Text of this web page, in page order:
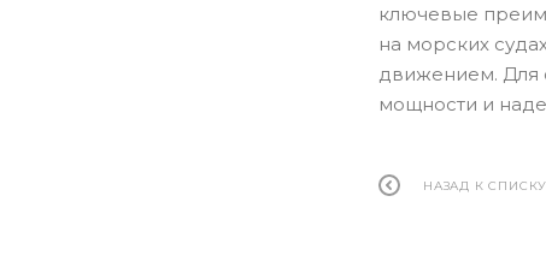
ключевые
на морских
движением. Для
мощности и
НАЗАД К СПИСКУ